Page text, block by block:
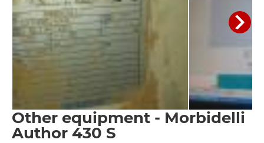
Other equipment - Morbidelli
Author 430 S